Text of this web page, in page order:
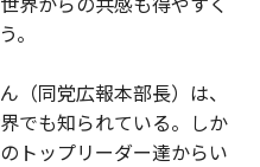
。
（同党広報本部長）は、
でも知られている。しか
トップリーダー達からい